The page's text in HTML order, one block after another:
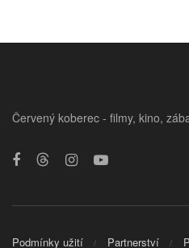
Červený koberec - filmy, kino,
Podmínky užití Partnerství